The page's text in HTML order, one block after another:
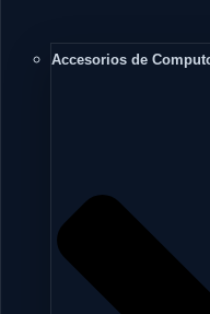
Accesorios de